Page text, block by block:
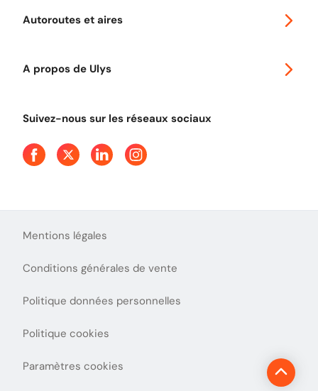
Autoroutes et aires
A propos de Ulys
Presse
Suivez-nous sur les réseaux sociaux
Mentions légales
Conditions générales de vente
Politique données personnelles
Politique cookies
Paramètres cookies